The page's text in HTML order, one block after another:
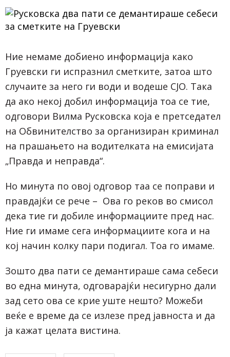
Ние немаме добиено информација како
Груевски ги испразнил сметките, затоа што
случаите за него ги води и водеше СЈО. Така
да ако некој добил информација тоа се тие,
одговори Вилма Русковска која е претседател
на Обвинителство за организиран криминал
на прашањето на водителката на емисијата
„Правда и неправда“.
Но минута по овој одговор таа се поправи и
правдајќи се рече – Ова го реков во смисол
дека тие ги добиле информациите пред нас.
Ние ги имаме сега информациите кога и на
кој начин колку пари подигал. Тоа го имаме.
Зошто два пати се демантираше сама себеси
во една минута, одговарајќи несигурно дали
зад сето ова се крие уште нешто? Можеби
веќе е време да се излезе пред јавноста и да
ја кажат целата вистина.